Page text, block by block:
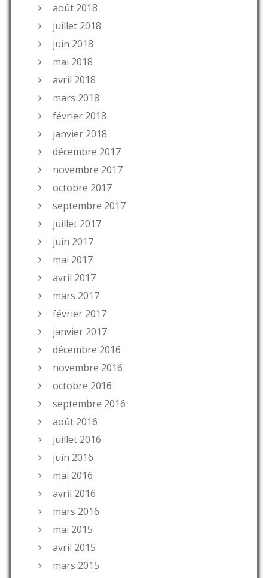
août 2018
juillet 2018
juin 2018
mai 2018
avril 2018
mars 2018
février 2018
janvier 2018
décembre 2017
novembre 2017
octobre 2017
septembre 2017
juillet 2017
juin 2017
mai 2017
avril 2017
mars 2017
février 2017
janvier 2017
décembre 2016
novembre 2016
octobre 2016
septembre 2016
août 2016
juillet 2016
juin 2016
mai 2016
avril 2016
mars 2016
mai 2015
avril 2015
mars 2015